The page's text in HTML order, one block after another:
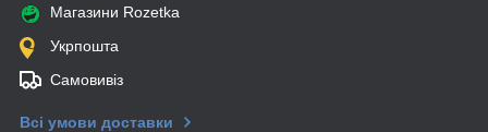
Магазини Rozetka
Укрпошта
Самовивіз
Всі умови доставки